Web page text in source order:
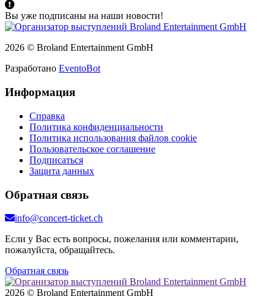
Вы уже подписаны на наши новости!
2026 © Broland Entertainment GmbH
Разработано EventoBot
Информация
Справка
Политика конфиденциальности
Политика использования файлов cookie
Пользовательское соглашение
Подписаться
Защита данных
Обратная связь
info@concert-ticket.ch
Если у Вас есть вопросы, пожелания или комментарии,
пожалуйста, обращайтесь.
Обратная связь
2026 © Broland Entertainment GmbH